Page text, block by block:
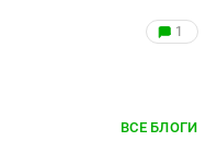
1
ВСЕ БЛОГИ